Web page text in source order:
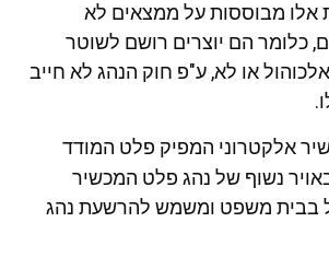
מבוססות על ממצאים לא
הם יוצרים רושם לשוטר
או לא, ע"פ חוק הנהג לא חייב
המפיק פלט המודד
נשוף של נהג פלט המכשיר
משפט ומשמש להרשעת נהג